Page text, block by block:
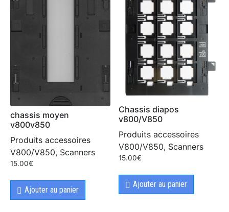
chassis moyen
v800v850
Produits accessoires
V800/V850, Scanners
15.00€
Ajouter au panier
Chassis diapos
v800/V850
Produits accessoires
V800/V850, Scanners
15.00€
Ajouter au panier